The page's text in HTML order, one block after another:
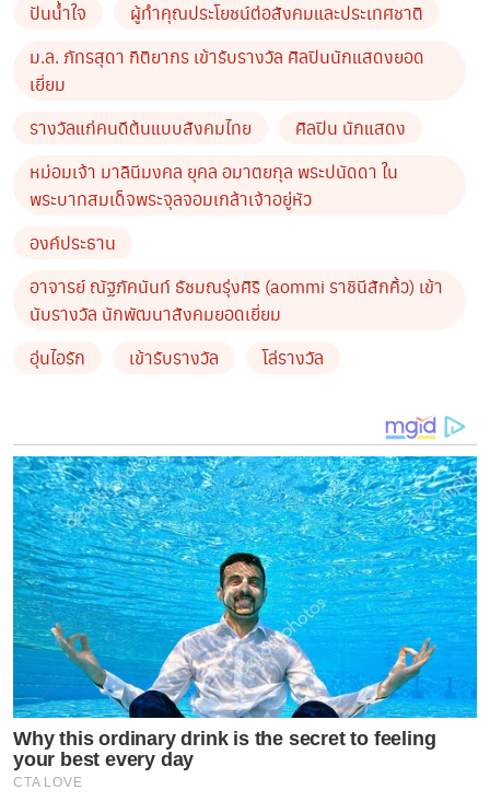
ปันน้ำใจ
ผู้ทำคุณประโยชน์ต่อสังคมและประเทศชาติ
ม.ล. ภัทรสุดา กิติยากร เข้ารับรางวัล ศิลปินนักแสดงยอด
เยี่ยม
รางวัลแก่คนดีต้นแบบสังคมไทย
ศิลปิน นักแสดง
หม่อมเจ้า มาลินีมงคล ยุคล อมาตยกุล พระปนัดดา ใน
พระบาทสมเด็จพระจุลจอมเกล้าเจ้าอยู่หัว
องค์ประธาน
อาจารย์ ณัฐภัคนันท์ ธัชมณรุ่งศิริ (aommi ราชินีสักคิ้ว) เข้า
นับรางวัล นักพัฒนาสังคมยอดเยี่ยม
อุ่นไอรัก
เข้ารับรางวัล โล่รางวัล
Why this ordinary drink is the secret to feeling
your best every day
CTA LOVE